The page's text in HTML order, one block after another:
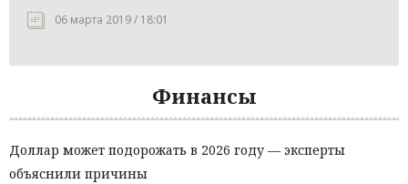
06 марта 2019 / 18:01
Финансы
Доллар может подорожать в 2026 году — эксперты
объяснили причины